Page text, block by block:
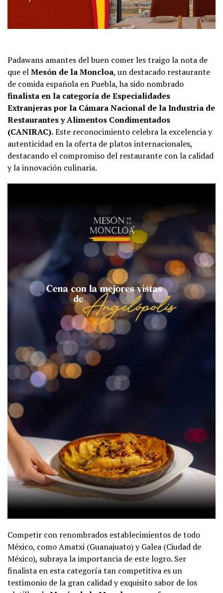
Padawans amantes del buen comer les traigo la nota de
que elMesón de la Moncloa, un destacado restaurante
de comida española en Puebla, ha sido nombrado
finalista en la categoría de Especialidades
Extranjeras por la Cámara Nacional de la Industria de
Restaurantes y Alimentos Condimentados
(CANIRAC).Este reconocimiento celebra la excelencia y
autenticidad en la oferta de platos internacionales,
destacando el compromiso del restaurante con la calidad
y la innovación culinaria.
Competir con renombrados establecimientos de todo
México, como Amatxi (Guanajuato) y Galea (Ciudad de
México), subraya la importancia de este logro. Ser
finalista en esta categoría tan competitiva es un
testimonio de la gran calidad y exquisito sabor de los